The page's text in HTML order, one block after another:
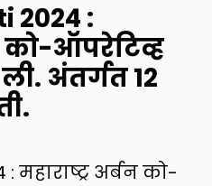
2024 :
को-ऑपरेटिव्ह
अंतर्गत 12
महाराष्ट्र अर्बन को-